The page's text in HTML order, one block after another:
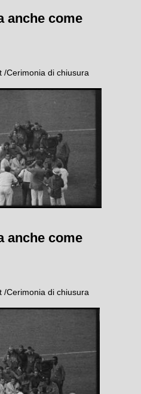
anche come
/Cerimonia di chiusura
anche come
/Cerimonia di chiusura